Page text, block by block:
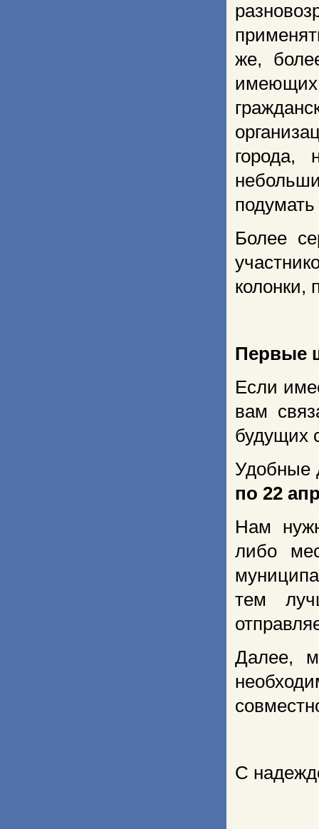
же,
города,
Более
колонки,
Первые
Если
вам
будущих
Удобные
по 22
Нам
либо
тем
Далее,
С